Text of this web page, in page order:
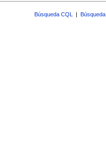
Búsqueda CQL